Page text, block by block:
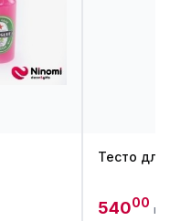
Тесто для
54000